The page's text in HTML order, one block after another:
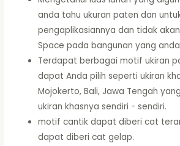
anda tahu ukuran paten dan
pengaplikasiannya dan tidak
Space pada bangunan yang anda
Terdapat berbagai motif ukiran
dapat Anda pilih seperti ukiran
Mojokerto, Bali, Jawa Tengah
ukiran khasnya sendiri - sendiri.
motif cantik dapat diberi cat
dapat diberi cat gelap.